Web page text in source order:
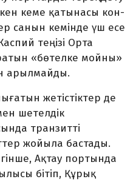
кеме қатынасы кон­
санын кемін­­де үш есе
теңізі Орта
«бөтелке мойны»
арылмайды.
жетістіктер де
шетелдік
транзитті
жойыла бастады.
Ақтау портында
бітіп, Құрық